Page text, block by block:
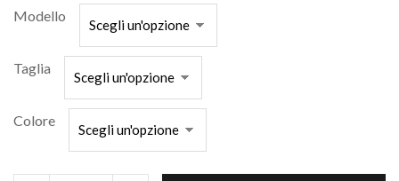
Modello
Taglia
Colore